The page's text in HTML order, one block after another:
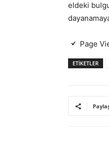
eldeki
Page
ETIKETLER